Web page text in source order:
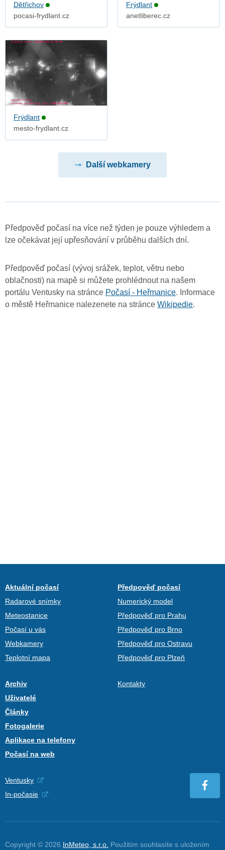
Dětřichov
pocasi-frydlant.cz
Frýdlant
anetliberec.cz
Frýdlant
mesto-frydlant.cz
Další webkamery
Předpověď počasí na více než týden je pouze výhledem a
lze očekávat její upřesňování v průběhu dalších dní.
Předpověď počasí (vývoj srážek, teplot, větru nebo
oblačnosti) na mapě si můžete prohlédnout na našem
portálu Ventusky na stránce Počasí - Heřmanice. Informace
o městě Heřmanice nalezenete na stránce Wikipedie.
Aktuální počasí
Radarové snímky
Meteostanice
Počasí u vás
Webkamery
Teplotní mapa
Předpověď počasí
Numerický model
Předpověď pro Prahu
Předpověď pro Brno
Předpověď pro Ostravu
Předpověď pro Plzeň
Archiv
Uživatelé
Články
Fotogalerie
Aplikace na telefony
Počasí na web
Kontakty
Ventusky
In-počasie
Copyright © 2026 InMeteo, s.r.o. Použitím souhlasíte s uložením